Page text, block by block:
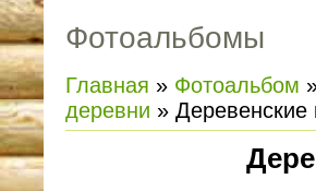
Фотоальбомы
Главная » Фотоальбом
деревни » Деревенские